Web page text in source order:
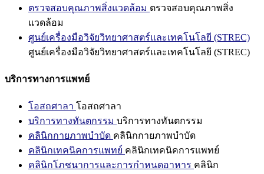
ตรวจสอบคุณภาพสิ่งแวดล้อม ตรวจสอบคุณภาพสิ่ง
แวดล้อม
ศูนย์เครื่องมือวิจัยวิทยาศาสตร์และเทคโนโลยี (STREC)
ศูนย์เครื่องมือวิจัยวิทยาศาสตร์และเทคโนโลยี (STREC)
บริการทางการแพทย์
โอสถศาลา โอสถศาลา
บริการทางทันตกรรม บริการทางทันตกรรม
คลินิกกายภาพบำบัด คลินิกกายภาพบำบัด
คลินิกเทคนิคการแพทย์ คลินิกเทคนิคการแพทย์
คลินิกโภชนาการและการกำหนดอาหาร คลินิก